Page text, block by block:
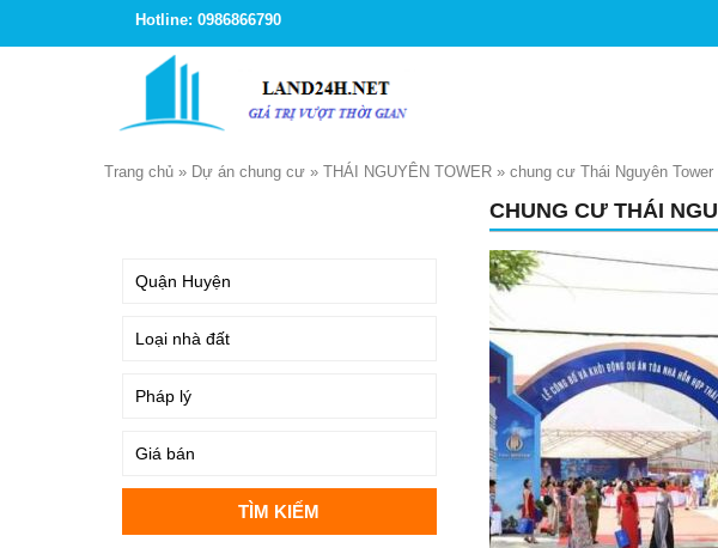
Hotline: 0986866790
Trang chủ » Dự án chung cư » THÁI NGUYÊN TOWER » chung cư Thái Nguyên Tower
CHUNG CƯ THÁI